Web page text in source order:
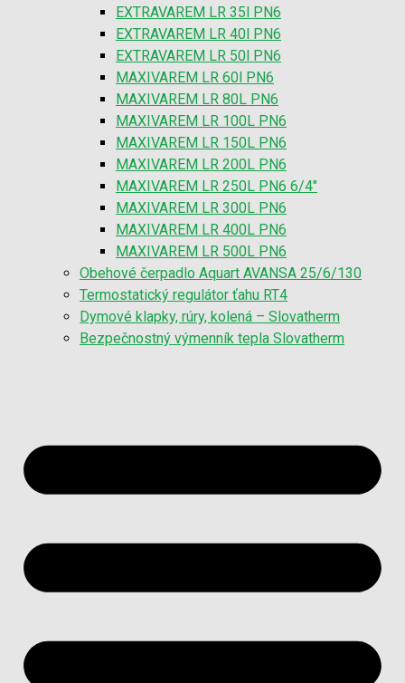
EXTRAVAREM LR 35l PN6
EXTRAVAREM LR 40l PN6
EXTRAVAREM LR 50l PN6
MAXIVAREM LR 60l PN6
MAXIVAREM LR 80L PN6
MAXIVAREM LR 100L PN6
MAXIVAREM LR 150L PN6
MAXIVAREM LR 200L PN6
MAXIVAREM LR 250L PN6 6/4″
MAXIVAREM LR 300L PN6
MAXIVAREM LR 400L PN6
MAXIVAREM LR 500L PN6
Obehové čerpadlo Aquart AVANSA 25/6/130
Termostatický regulátor ťahu RT4
Dymové klapky, rúry, kolená – Slovatherm
Bezpečnostný výmenník tepla Slovatherm